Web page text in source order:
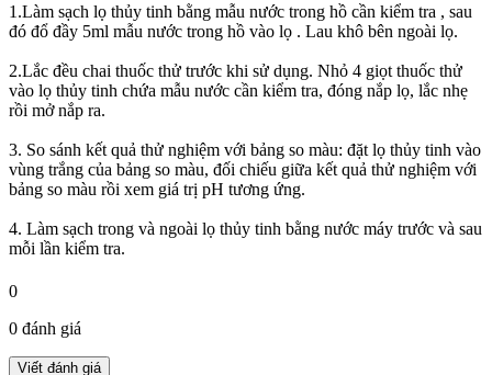
1.Làm sạch lọ thủy tinh bằng mẫu nước trong hồ cần kiểm tra , sau
đó đổ đầy 5ml mẫu nước trong hồ vào lọ . Lau khô bên ngoài lọ.
2.Lắc đều chai thuốc thử trước khi sử dụng. Nhỏ 4 giọt thuốc thử
vào lọ thủy tinh chứa mẫu nước cần kiểm tra, đóng nắp lọ, lắc nhẹ
rồi mở nắp ra.
3. So sánh kết quả thử nghiệm với bảng so màu: đặt lọ thủy tinh vào
vùng trắng của bảng so màu, đối chiếu giữa kết quả thử nghiệm với
bảng so màu rồi xem giá trị pH tương ứng.
4. Làm sạch trong và ngoài lọ thủy tinh bằng nước máy trước và sau
mỗi lần kiểm tra.
0
0 đánh giá